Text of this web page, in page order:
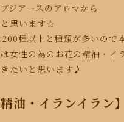
ジアースのアロマから
思います☆
種以上と種類が多いので
女性の為の お花の精油・イ
たいと思います♪
油・イランイラン】